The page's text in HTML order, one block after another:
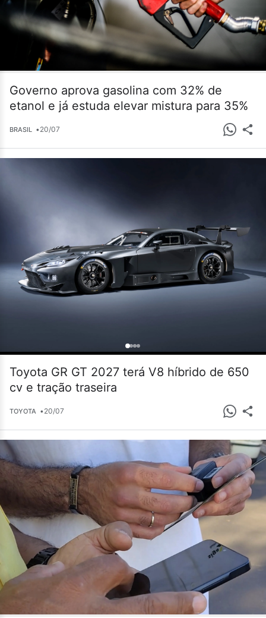
Governo aprova gasolina com 32% de
etanol e já estuda elevar mistura para 35%
BRASIL •20/07
Toyota GR GT 2027 terá V8 híbrido de 650
cv e tração traseira
TOYOTA •20/07